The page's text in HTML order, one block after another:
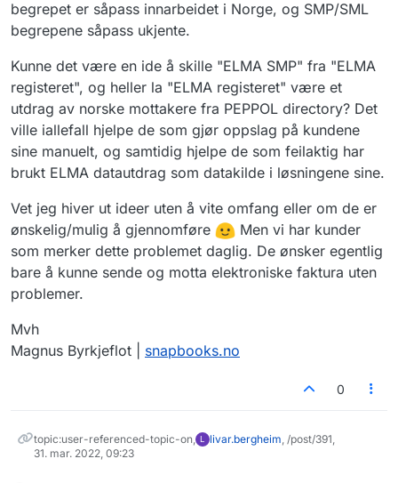
begrepet er såpass innarbeidet i Norge, og SMP/SML
begrepene såpass ukjente.
Kunne det være en ide å skille "ELMA SMP" fra "ELMA
registeret", og heller la "ELMA registeret" være et
utdrag av norske mottakere fra PEPPOL directory? Det
ville iallefall hjelpe de som gjør oppslag på kundene
sine manuelt, og samtidig hjelpe de som feilaktig har
brukt ELMA datautdrag som datakilde i løsningene sine.
Vet jeg hiver ut ideer uten å vite omfang eller om de er
ønskelig/mulig å gjennomføre
Men vi har kunder
som merker dette problemet daglig. De ønsker egentlig
bare å kunne sende og motta elektroniske faktura uten
problemer.
Mvh
Magnus Byrkjeflot | snapbooks.no
0
topic:user-referenced-topic-on, L livar.bergheim, /post/391,
31. mar. 2022, 09:23